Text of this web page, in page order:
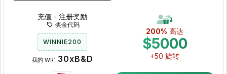
200% 高达
$5000
+50 旋转
充值 - 注册奖励
奖金代码
WINNIE200
我的 WR: 30xB&D